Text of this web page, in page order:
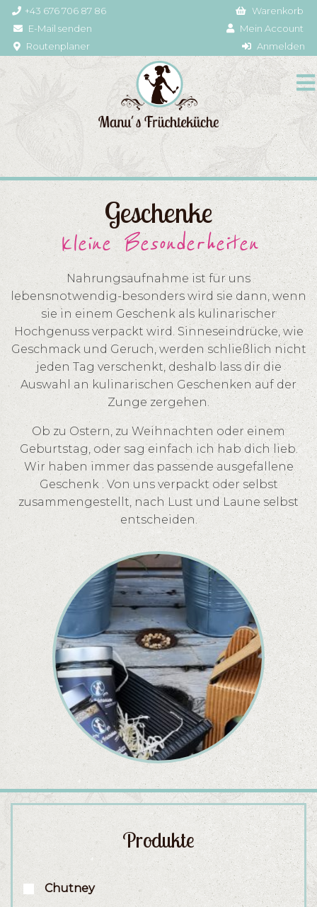
+43 676 706 87 86
E-Mail senden
Routenplaner
Warenkorb
Mein Account
Anmelden
Geschenke
kleine Besonderheiten
Nahrungsaufnahme ist für uns
lebensnotwendig-besonders wird sie dann, wenn
sie in einem Geschenk als kulinarischer
Hochgenuss verpackt wird. Sinneseindrücke, wie
Geschmack und Geruch, werden schließlich nicht
jeden Tag verschenkt, deshalb lass dir die
Auswahl an kulinarischen Geschenken auf der
Zunge zergehen.
Ob zu Ostern, zu Weihnachten oder einem
Geburtstag, oder sag einfach ich hab dich lieb.
Wir haben immer das passende ausgefallene
Geschenk . Von uns verpackt oder selbst
zusammengestellt, nach Lust und Laune selbst
entscheiden.
Produkte
Chutney